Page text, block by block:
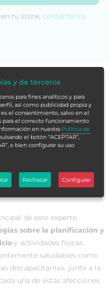
final de uncuadro
sin la asociación detécnicas
últimos deben estar
a la
fundamente realmente
funcionalidad del
de este experto
sobre la planificación y
y actividades físicas,
saludables como
discapacitantes, junto a la
una de estas afecciones
tu store, contáctanos
y de terceros
para fines analíticos y para
así como publicidad propia y
el consentimiento, salvo en el
para el correcto funcionamiento
en nuestra Política de
el botón “ACEPTAR”,
o bien configurar su uso
Rechazar Configurar